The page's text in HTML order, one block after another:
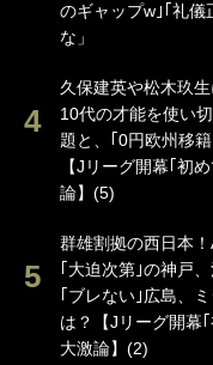
のギャップw｣｢礼儀
な」
久保建英や松木玖
10代の才能を使い
題と、｢0円欧州移
【Jリーグ開幕｢初
論】(5)
群雄割拠の西日本
｢大迫次第｣の神戸
｢ブレない｣広島、
は？【Jリーグ開幕
大激論】(2)